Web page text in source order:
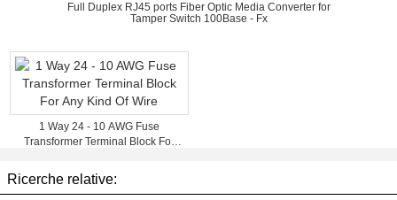
Full Duplex RJ45 ports Fiber Optic Media Converter for
Tamper Switch 100Base - Fx
1 Way 24 - 10 AWG Fuse
Transformer Terminal Block For
Ricerche relative: